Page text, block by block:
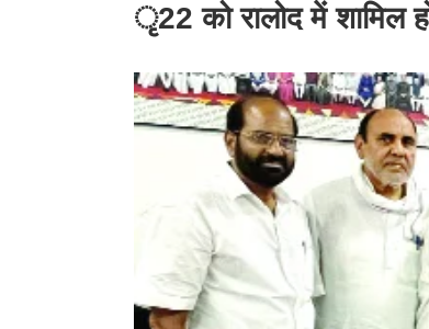
ृ22 को रालोद में शामिल
View
Larger
Image